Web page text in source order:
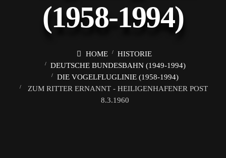
(1958-1994)
HOME
HISTORIE
DEUTSCHE BUNDESBAHN (1949-1994)
DIE VOGELFLUGLINIE (1958-1994)
ZUM RITTER ERNANNT - HEILIGENHAFENER POST
8.3.1960